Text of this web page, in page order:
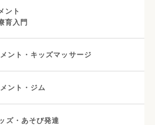
ント
育入門
ント・キッズマッサージ
ント・ジム
ズ・あそび発達